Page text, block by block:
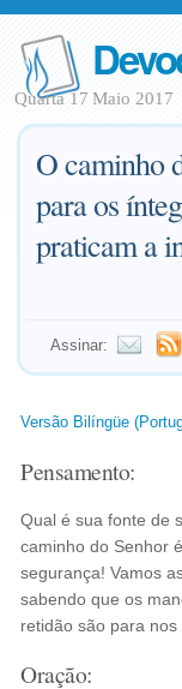
Quarta 17 Maio 2017
O caminho
para os
praticam a
Assinar:
Versão Bilíngüe
Pensamento:
Qual é sua fonte de
caminho do Senhor
segurança! Vamos
sabendo que os
retidão são para nos
Oração: